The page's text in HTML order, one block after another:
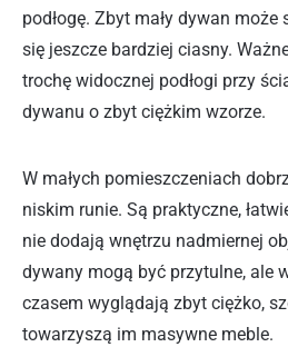
podłogę. Zbyt mały dywan
się jeszcze bardziej ciasny.
trochę widocznej podłogi przy
dywanu o zbyt ciężkim wzorze.
W małych pomieszczeniach
niskim runie. Są praktyczne,
nie dodają wnętrzu nadmiernej
dywany mogą być przytulne, ale
czasem wyglądają zbyt ciężko,
towarzyszą im masywne meble.